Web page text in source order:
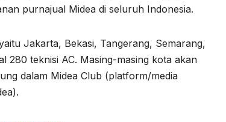
purnajual Midea di seluruh Indonesia.
Jakarta, Bekasi, Tangerang, Semarang,
280 teknisi AC. Masing-masing kota akan
dalam Midea Club (platform/media